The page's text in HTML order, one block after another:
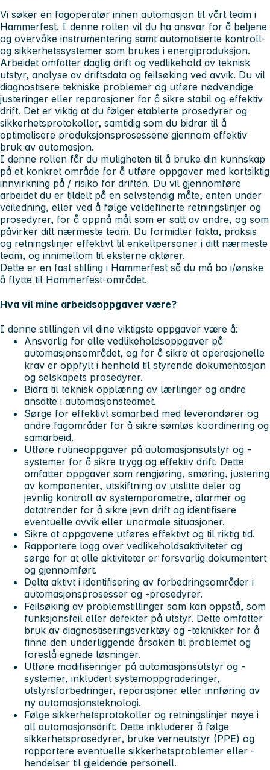
Vi søker en fagoperatør innen automasjon til vårt team i
Hammerfest. I denne rollen vil du ha ansvar for å betjene
og overvåke instrumentering samt automatiserte kontroll-
og sikkerhetssystemer som brukes i energiproduksjon.
Arbeidet omfatter daglig drift og vedlikehold av teknisk
utstyr, analyse av driftsdata og feilsøking ved avvik. Du vil
diagnostisere tekniske problemer og utføre nødvendige
justeringer eller reparasjoner for å sikre stabil og effektiv
drift. Det er viktig at du følger etablerte prosedyrer og
sikkerhetsprotokoller, samtidig som du bidrar til å
optimalisere produksjonsprosessene gjennom effektiv
bruk av automasjon.
I denne rollen får du muligheten til å bruke din kunnskap
på et konkret område for å utføre oppgaver med kortsiktig
innvirkning på / risiko for driften. Du vil gjennomføre
arbeidet du er tildelt på en selvstendig måte, enten under
veiledning, eller ved å følge veldefinerte retningslinjer og
prosedyrer, for å oppnå mål som er satt av andre, og som
påvirker ditt nærmeste team. Du formidler fakta, praksis
og retningslinjer effektivt til enkeltpersoner i ditt nærmeste
team, og innimellom til eksterne aktører.
Dette er en fast stilling i Hammerfest så du må bo i/ønske
å flytte til Hammerfest-området.
Hva vil mine arbeidsoppgaver være?
I denne stillingen vil dine viktigste oppgaver være å:
Ansvarlig for alle vedlikeholdsoppgaver på
automasjonsområdet, og for å sikre at operasjonelle
krav er oppfylt i henhold til styrende dokumentasjon
og selskapets prosedyrer.
Bidra til teknisk opplæring av lærlinger og andre
ansatte i automasjonsteamet.
Sørge for effektivt samarbeid med leverandører og
andre fagområder for å sikre sømløs koordinering og
samarbeid.
Utføre rutineoppgaver på automasjonsutstyr og -
systemer for å sikre trygg og effektiv drift. Dette
omfatter oppgaver som rengjøring, smøring, justering
av komponenter, utskiftning av utslitte deler og
jevnlig kontroll av systemparametre, alarmer og
datatrender for å sikre jevn drift og identifisere
eventuelle avvik eller unormale situasjoner.
Sikre at oppgavene utføres effektivt og til riktig tid.
Rapportere logg over vedlikeholdsaktiviteter og
sørge for at alle aktiviteter er forsvarlig dokumentert
og gjennomført.
Delta aktivt i identifisering av forbedringsområder i
automasjonsprosesser og -prosedyrer.
Feilsøking av problemstillinger som kan oppstå, som
funksjonsfeil eller defekter på utstyr. Dette omfatter
bruk av diagnostiseringsverktøy og -teknikker for å
finne den underliggende årsaken til problemet og
foreslå egnede løsninger.
Utføre modifiseringer på automasjonsutstyr og -
systemer, inkludert systemoppgraderinger,
utstyrsforbedringer, reparasjoner eller innføring av
ny automasjonsteknologi.
Følge sikkerhetsprotokoller og retningslinjer nøye i
all automasjonsdrift. Dette inkluderer å følge
sikkerhetsprosedyrer, bruke verneutstyr (PPE) og
rapportere eventuelle sikkerhetsproblemer eller -
hendelser til gjeldende personell.